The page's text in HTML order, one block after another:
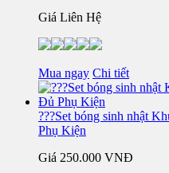
Giá Liên Hệ
Mua ngay Chi tiết
???Set bóng sinh nhật
Phụ Kiện
Giá 250.000 VNĐ